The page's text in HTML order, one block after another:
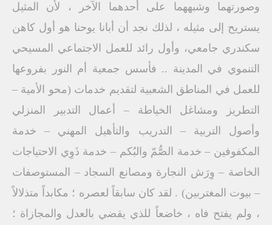
وصورتهما وشبههما على أحدهما الآخر ، لأن المثيل
يستريح إلى مثيله ، لذلك نجد أن أبانا يوحنا هو أول كاهن
سكندري جامعي، وأول رائد للعمل الاجتماعي المسيحي
التنموي في المدينة .. فأسس جمعية أم النور بفروعها
للعمل في المناطق الشعبية لتقديم خدمات (محو الأمية –
التطريز ومشاغل الخياطة – أعمال التدبير المنزلي
وأصول التربية – التدريب والتأهيل المهني – خدمة
المكفوفين – خدمة الصُّمّ والبُكم – خدمة ذَوِي الاحتياجات
الخاصة – وِرَش النجارة ومصانع السجاد – المستوصفات
– بيوت المغتربين) . لقد كان سابقاً لعصره ؛ مكابداً متذلالاً
، ولم يفتح فاه ، خاضعاً للذي يقضي بالعدل والمجازاة ؛